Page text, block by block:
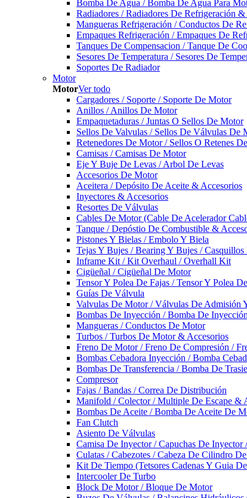
Bomba De Agua / Bomba De Agua Para
Radiadores / Radiadores De Refrigeración
Mangueras Refrigeración / Conductos De
Empaques Refrigeración / Empaques De
Tanques De Compensacion / Tanque De
Sesores De Temperatura / Sesores De
Soportes De Radiador
Motor
MotorVer todo
Cargadores / Soporte / Soporte De Motor
Anillos / Anillos De Motor
Empaquetaduras / Juntas O Sellos De Motor
Sellos De Valvulas / Sellos De Válvulas De
Retenedores De Motor / Sellos O Retenes
Camisas / Camisas De Motor
Eje Y Buje De Levas / Arbol De Levas
Accesorios De Motor
Aceitera / Depósito De Aceite & Accesorios
Inyectores & Accesorios
Resortes De Válvulas
Cables De Motor (Cable De Acelerador
Tanque / Depóstio De Combustible &
Pistones Y Bielas / Embolo Y Biela
Tejas Y Bujes / Bearing Y Bujes /
Inframe Kit / Kit Overhaul / Overhall Kit
Cigüeñal / Cigüeñal De Motor
Tensor Y Polea De Fajas / Tensor Y Polea
Guías De Válvula
Valvulas De Motor / Válvulas De Admisión
Bombas De Inyección / Bomba De
Mangueras / Conductos De Motor
Turbos / Turbos De Motor & Accesorios
Freno De Motor / Freno De Compresión /
Bombas Cebadora Inyección / Bomba
Bombas De Transferencia / Bomba De
Compresor
Fajas / Bandas / Correa De Distribución
Manifold / Colector / Multiple De Escape &
Bombas De Aceite / Bomba De Aceite De
Fan Clutch
Asiento De Válvulas
Camisa De Inyector / Capuchas De
Culatas / Cabezotes / Cabeza De Cilindro
Kit De Tiempo (Tetsores Cadenas Y Guia
Intercooler De Turbo
Block De Motor / Bloque De Motor